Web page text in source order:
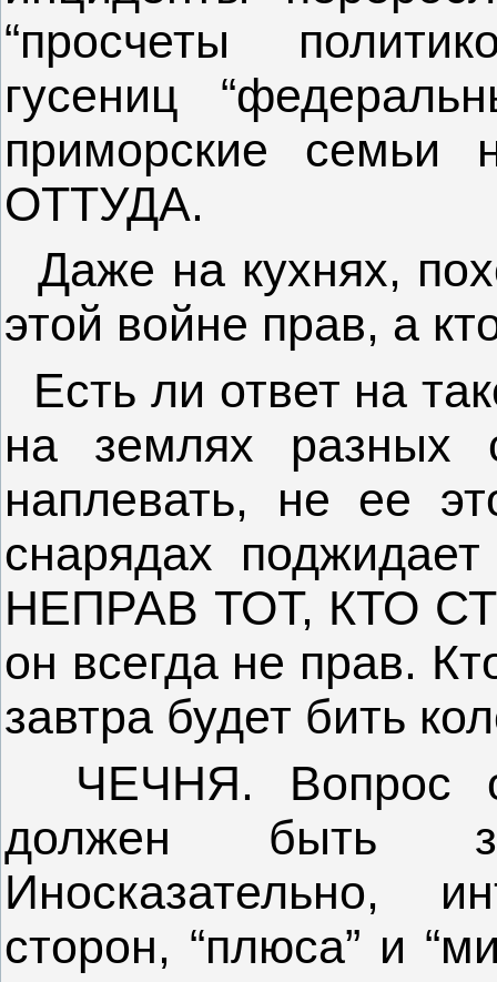
“просчеты
гусениц
приморские семьи
ОТТУДА.
Даже на кухнях,
этой войне прав, а
Есть ли ответ на
на землях разных
наплевать, не ее
снарядах
НЕПРАВ ТОТ, КТО
он всегда не прав.
завтра будет бить
ЧЕЧНЯ. Вопрос
должен быть
Иносказательно,
сторон, “плюса” и